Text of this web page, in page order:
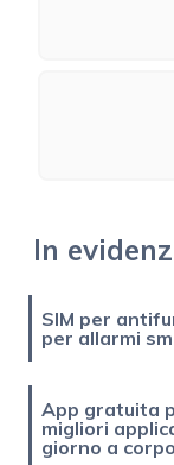
In
SIM per
per allarmi
App gratuita
migliori
giorno a